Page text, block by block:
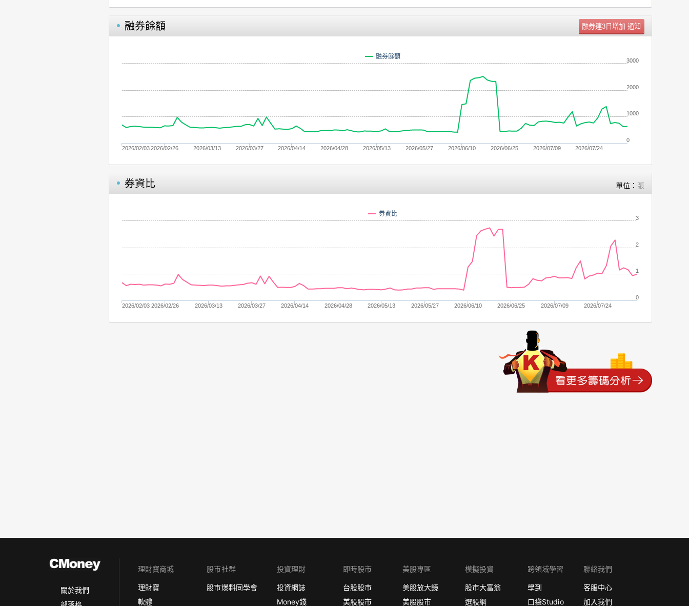
融券餘額 單位：張
融券餘額
2026/02/032026/02/26 2026/03/13 2026/03/27 2026/04/14 2026/04/28 2026/05/13 2026/05/27 2026/06/10 2026/06/25 2026/07/09 2026/07/24
0
1000
2000
3000
券資比 單位： 張
券資比
2026/02/03 2026/02/26 2026/03/13 2026/03/27 2026/04/14 2026/04/28 2026/05/13 2026/05/27 2026/06/10 2026/06/25 2026/07/09 2026/07/24
0
1
2
3
關於我們
部落格
理財寶商城
理財寶
軟體
股市社群
股市爆料同學會
投資理財
投資網誌
Money錢
即時股市
台股股市
美股股市
美股專區
美股放大鏡
美股股市
模擬投資
股市大富翁
選股網
跨領域學習
學到
口袋Studio
聯絡我們
客服中心
加入我們